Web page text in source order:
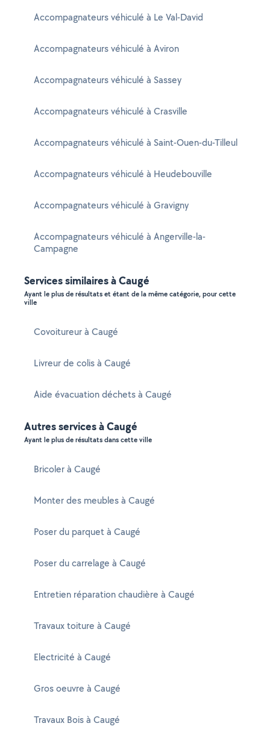
Accompagnateurs véhiculé à Le Val-David
Accompagnateurs véhiculé à Aviron
Accompagnateurs véhiculé à Sassey
Accompagnateurs véhiculé à Crasville
Accompagnateurs véhiculé à Saint-Ouen-du-Tilleul
Accompagnateurs véhiculé à Heudebouville
Accompagnateurs véhiculé à Gravigny
Accompagnateurs véhiculé à Angerville-la-
Campagne
Services similaires à Caugé
Ayant le plus de résultats et étant de la même catégorie, pour cette
ville
Covoitureur à Caugé
Livreur de colis à Caugé
Aide évacuation déchets à Caugé
Autres services à Caugé
Ayant le plus de résultats dans cette ville
Bricoler à Caugé
Monter des meubles à Caugé
Poser du parquet à Caugé
Poser du carrelage à Caugé
Entretien réparation chaudière à Caugé
Travaux toiture à Caugé
Electricité à Caugé
Gros oeuvre à Caugé
Travaux Bois à Caugé